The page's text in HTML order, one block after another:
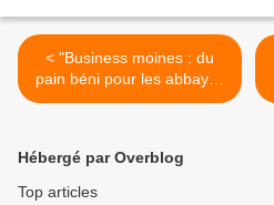
< "Business moines : du
pain béni pour les abbayes
!" dans Le doc du dimanche
Hébergé par Overblog
Top articles